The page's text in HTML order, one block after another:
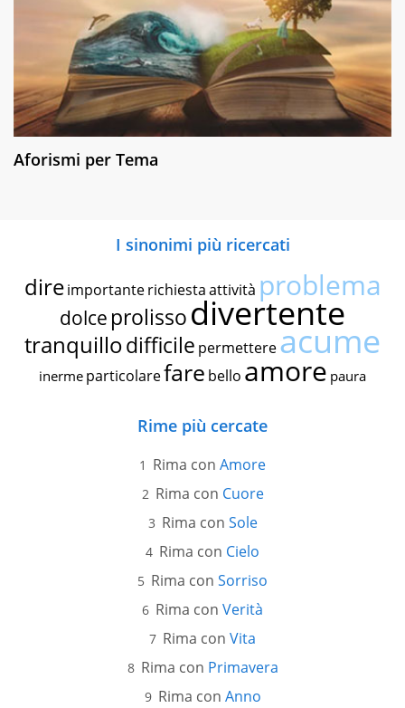
Aforismi per Tema
I sinonimi più ricercati
dire importante richiestaattività problema
dolce prolissodivertente
tranquillodifficile permettereacume
inerme particolarefare bello amore paura
Rime più cercate
Rima con Amore
Rima con Cuore
Rima con Sole
Rima con Cielo
Rima con Sorriso
Rima con Verità
Rima con Vita
Rima con Primavera
Rima con Anno